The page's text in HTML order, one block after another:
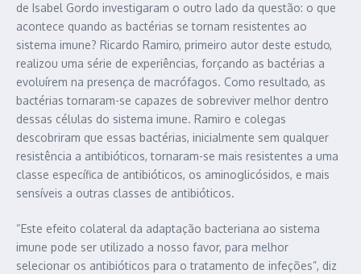
de Isabel Gordo investigaram o outro lado da questão: o que
acontece quando as bactérias se tornam resistentes ao
sistema imune? Ricardo Ramiro, primeiro autor deste estudo,
realizou uma série de experiências, forçando as bactérias a
evoluírem na presença de macrófagos. Como resultado, as
bactérias tornaram-se capazes de sobreviver melhor dentro
dessas células do sistema imune. Ramiro e colegas
descobriram que essas bactérias, inicialmente sem qualquer
resistência a antibióticos, tornaram-se mais resistentes a uma
classe específica de antibióticos, os aminoglicósidos, e mais
sensíveis a outras classes de antibióticos.
“Este efeito colateral da adaptação bacteriana ao sistema
imune pode ser utilizado a nosso favor, para melhor
selecionar os antibióticos para o tratamento de infeções”, diz